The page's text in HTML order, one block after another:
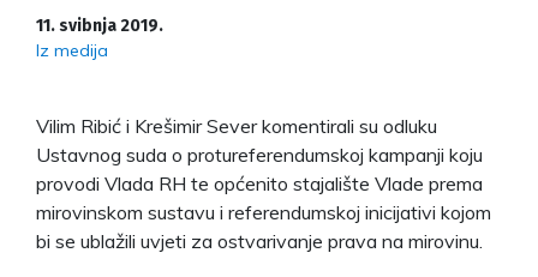
11. svibnja 2019.
Iz medija
Vilim Ribić i Krešimir Sever komentirali su odluku
Ustavnog suda o protureferendumskoj kampanji koju
provodi Vlada RH te općenito stajalište Vlade prema
mirovinskom sustavu i referendumskoj inicijativi kojom
bi se ublažili uvjeti za ostvarivanje prava na mirovinu.